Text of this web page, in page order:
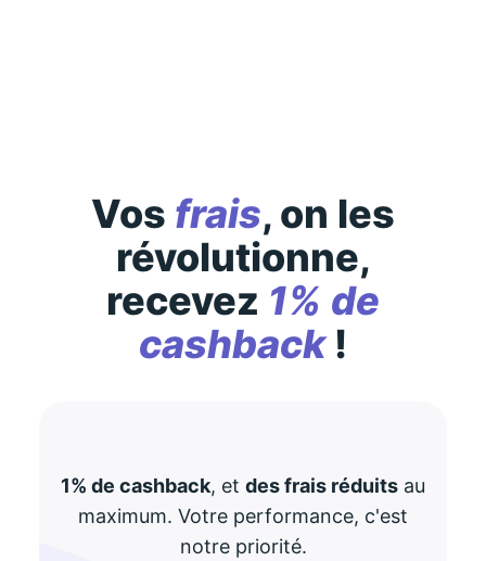
Vos frais, on les
révolutionne,
recevez 1% de
cashback!
1% de cashback, et des frais réduits au
maximum. Votre performance, c'est
notre priorité.